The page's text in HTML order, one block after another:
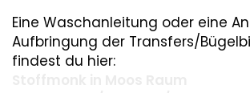
Eine Waschanleitung oder eine
Aufbringung der Transfers/
findest du hier: